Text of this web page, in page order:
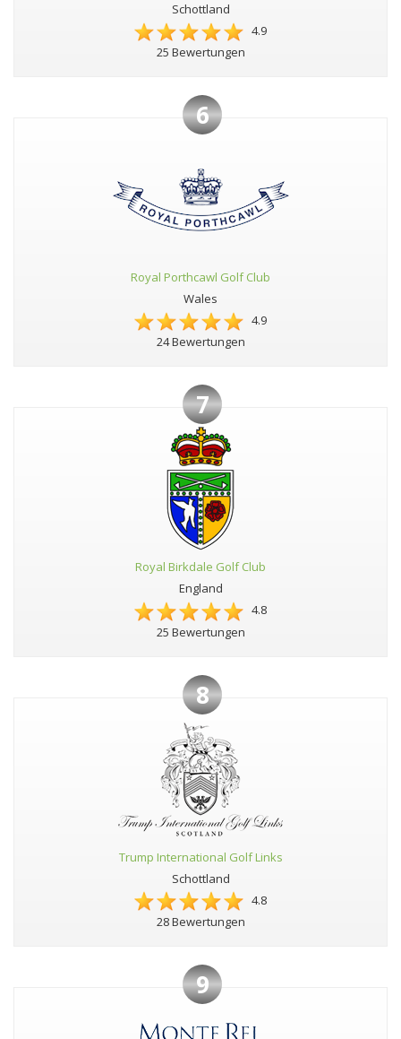
Schottland
4.9
25 Bewertungen
6
Royal Porthcawl Golf Club
Wales
4.9
24 Bewertungen
7
Royal Birkdale Golf Club
England
4.8
25 Bewertungen
8
Trump International Golf Links
Schottland
4.8
28 Bewertungen
9